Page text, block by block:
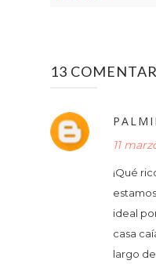
13
11
¡Qué
ideal
casa
largo